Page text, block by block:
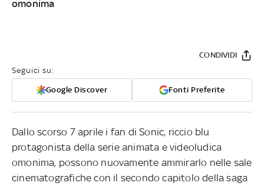
omonima
Seguici su:
Google Discover Fonti Preferite
CONDIVIDI
Dallo scorso 7 aprile i fan di Sonic, riccio blu
protagonista della serie animata e videoludica
omonima, possono nuovamente ammirarlo nelle sale
cinematografiche con il secondo capitolo della saga